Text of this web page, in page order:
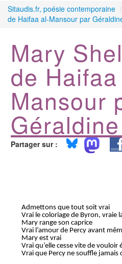
Prescriptions
Sitaudis.fr, poésie contemporaine /
de Haifaa al-Mansour par
Mary
de
Mansour
Partager sur :
Admettons que tout soit vrai
Vrai le coloriage de Byron, vraie
Mary range son caprice
Vrai l’amour de Percy avant
Mary est vrai
Vrai qu’elle cesse vite de vouloir
Vrai que Percy ne souffle jamais